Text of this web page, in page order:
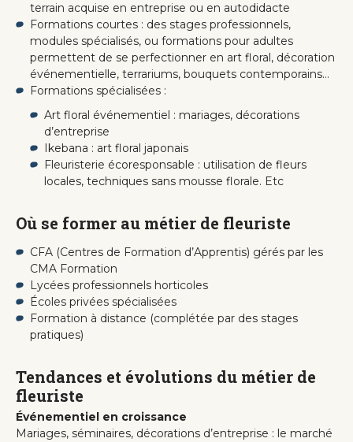
terrain acquise en entreprise ou en autodidacte
Formations courtes : des stages professionnels,
modules spécialisés, ou formations pour adultes
permettent de se perfectionner en art floral, décoration
événementielle, terrariums, bouquets contemporains…
Formations spécialisées :
Art floral événementiel : mariages, décorations
d’entreprise
Ikebana : art floral japonais
Fleuristerie écoresponsable : utilisation de fleurs
locales, techniques sans mousse florale. Etc
Où se former au métier de fleuriste
CFA (Centres de Formation d’Apprentis) gérés par les
CMA Formation
Lycées professionnels horticoles
Écoles privées spécialisées
Formation à distance (complétée par des stages
pratiques)
Tendances et évolutions du métier de
fleuriste
Événementiel en croissance
Mariages, séminaires, décorations d’entreprise : le marché